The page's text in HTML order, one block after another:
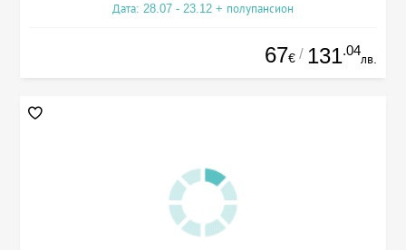
Дата: 28.07 - 23.12 + полупансион
67€ / 131.04
лв.